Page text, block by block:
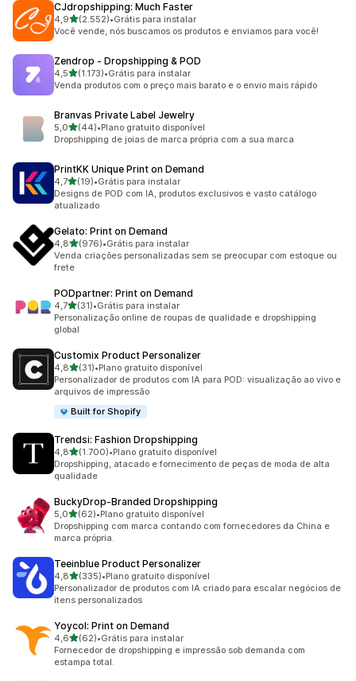
CJdropshipping: Much Faster
4,9de 5 estrelas
(2.552)
2552 avaliações ao todo
•Grátis para instalar
Você vende, nós buscamos os produtos e enviamos para você!
Zendrop ‑ Dropshipping & POD
4,5de 5 estrelas
(1.173)
1173 avaliações ao todo
•Grátis para instalar
Venda produtos com o preço mais barato e o envio mais rápido
Branvas Private Label Jewelry
5,0de 5 estrelas
(44)
44 avaliações ao todo
•Plano gratuito disponível
Dropshipping de joias de marca própria com a sua marca
PrintKK Unique Print on Demand
4,7de 5 estrelas
(19)
19 avaliações ao todo
•Grátis para instalar
Designs de POD com IA, produtos exclusivos e vasto catálogo
atualizado
Gelato: Print on Demand
4,8de 5 estrelas
(976)
976 avaliações ao todo
•Grátis para instalar
Venda criações personalizadas sem se preocupar com estoque ou
frete
PODpartner: Print on Demand
4,7de 5 estrelas
(31)
31 avaliações ao todo
•Grátis para instalar
Personalização online de roupas de qualidade e dropshipping
global
Customix Product Personalizer
4,8de 5 estrelas
(31)
31 avaliações ao todo
•Plano gratuito disponível
Personalizador de produtos com IA para POD: visualização ao vivo e
arquivos de impressão
Built for Shopify
Trendsi: Fashion Dropshipping
4,8de 5 estrelas
(1.700)
1700 avaliações ao todo
•Plano gratuito disponível
Dropshipping, atacado e fornecimento de peças de moda de alta
qualidade
BuckyDrop‑Branded Dropshipping
5,0de 5 estrelas
(62)
62 avaliações ao todo
•Plano gratuito disponível
Dropshipping com marca contando com fornecedores da China e
marca própria.
Teeinblue Product Personalizer
4,8de 5 estrelas
(335)
335 avaliações ao todo
•Plano gratuito disponível
Personalizador de produtos com IA criado para escalar negócios de
itens personalizados
Yoycol: Print on Demand
4,6de 5 estrelas
(62)
62 avaliações ao todo
•Grátis para instalar
Fornecedor de dropshipping e impressão sob demanda com
estampa total.